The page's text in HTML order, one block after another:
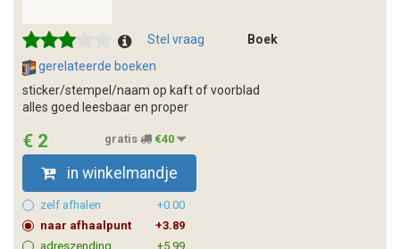
Stel vraag
Boek
gerelateerde boeken
sticker/stempel/naam op kaft of voorblad
alles goed leesbaar en proper
€ 2 gratis €40
in winkelmandje
zelf afhalen
+0.00
naar afhaalpunt
+3.89
adreszending
+5.99